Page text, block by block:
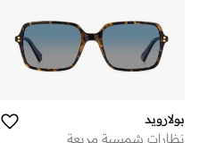
بولارويد
نظارات شمسية مربعة